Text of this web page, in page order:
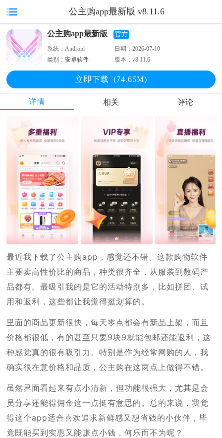
公主购app最新版 v8.11.6
公主购app最新版 官方
系统：Android 日期：2026-07-10
类别：安卓软件 版本：v8.11.6
立即下载 (74.65M)
详情 相关 评论
最近我下载了公主购app，感觉还不错。这款购物软件
主要卖高性价比的商品，种类很齐全，从服装到数码产
品都有。最吸引我的是它的活动特别多，比如拼团、试
用和返利，这些都让我觉得挺划算的。
里面的商品更新很快，每天零点都会有新品上架，而且
价格都很低，有的甚至只要9块9就能包邮还能返利，这
种感觉真的很有吸引力。特别是作为经常网购的人，我
确实很在意价格和品质，公主购在这两点上做得不错。
虽然界面看起来有点小清新，但功能很强大，尤其是会
员分享还能得佣金这一点挺有意思的。总的来说，我觉
得这个app适合喜欢追求新鲜感又想省钱的小伙伴，毕
竟既能买到实惠又能赚点小钱，何乐而不为呢？